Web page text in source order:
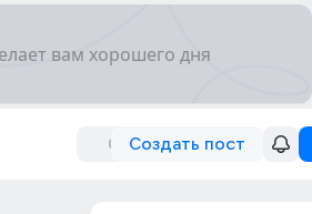
Создать пост